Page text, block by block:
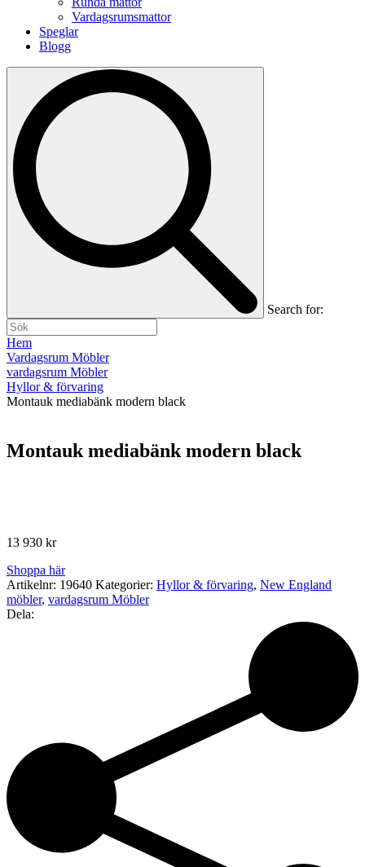
Vardagsrumsmattor
Speglar
Blogg
Search for:
Hem
Vardagsrum Möbler
vardagsrum Möbler
Hyllor & förvaring
Montauk mediabänk modern black
Montauk mediabänk modern black
13 930 kr
Shoppa här
Artikelnr: 19640 Kategorier: Hyllor & förvaring, New England
möbler, vardagsrum Möbler
Dela: